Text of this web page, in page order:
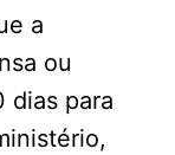
a
ou
dias para